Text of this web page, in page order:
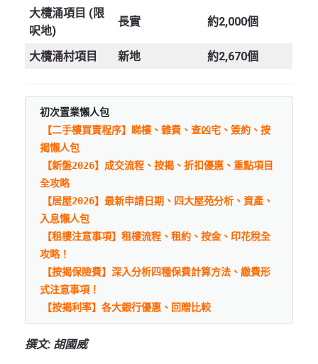
大欖涌項目 (限
呎地)
長實 約2,000個
大欖涌村項目 新地 約2,670個
初次置業懶人包
【二手樓買賣程序】睇樓、雜費、查凶宅、簽約、按
揭懶人包
【新盤2026】成交流程、按揭、折扣優惠、重點項目
全攻略
【居屋2026】最新申請日期、四大屋苑分析、資產、
入息懶人包
【租樓注意事項】租樓流程、租約、按金、印花稅全
攻略！
【按揭保險費】深入分析四種保費計算方法、繳費形
式注意事項！
【按揭利率】各大銀行優惠、回贈比較
撰文: 胡國威